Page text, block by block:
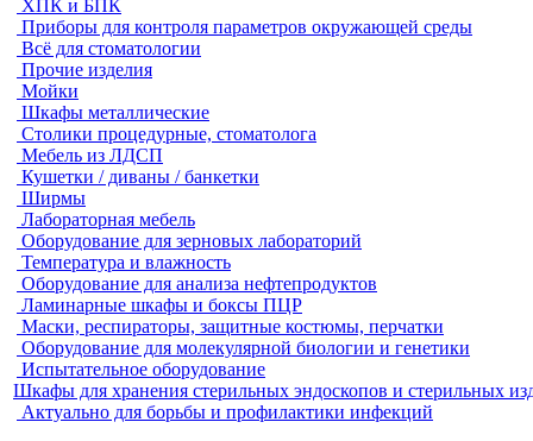
ХПК и БПК
Приборы для контроля параметров окружающей среды
Всё для стоматологии
Прочие изделия
Мойки
Шкафы металлические
Столики процедурные, стоматолога
Мебель из ЛДСП
Кушетки / диваны / банкетки
Ширмы
Лабораторная мебель
Оборудование для зерновых лабораторий
Температура и влажность
Оборудование для анализа нефтепродуктов
Ламинарные шкафы и боксы ПЦР
Маски, респираторы, защитные костюмы, перчатки
Оборудование для молекулярной биологии и генетики
Испытательное оборудование
Шкафы для хранения стерильных эндоскопов и стерильных
Актуально для борьбы и профилактики инфекций